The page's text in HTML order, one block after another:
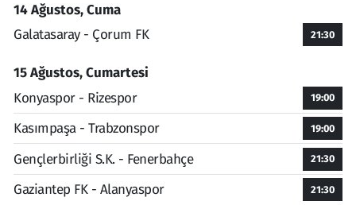
14 Ağustos, Cuma
Galatasaray - Çorum FK
21:30
15 Ağustos, Cumartesi
Konyaspor - Rizespor
19:00
Kasımpaşa - Trabzonspor 19:00
Gençlerbirliği S.K. - Fenerbahçe 21:30
Gaziantep FK - Alanyaspor 21:30